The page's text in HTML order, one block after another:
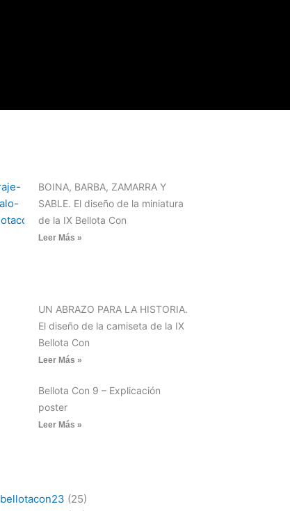
BOINA, BARBA, ZAMARRA Y
SABLE. El diseño de la miniatura
de la IX Bellota Con
Leer Más »
UN ABRAZO PARA LA HISTORIA.
El diseño de la camiseta de la IX
Bellota Con
Leer Más »
Bellota Con 9 – Explicación
poster
Leer Más »
bellotacon23 (25)